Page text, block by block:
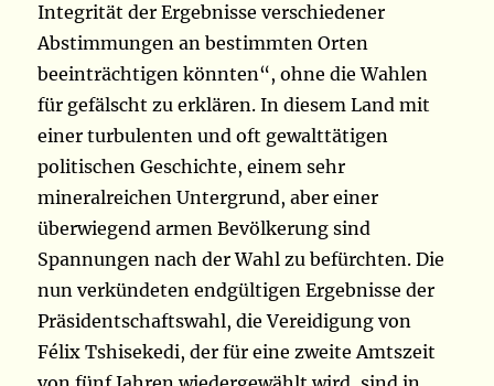
Integrität der Ergebnisse verschiedener
Abstimmungen an bestimmten Orten
beeinträchtigen könnten“, ohne die Wahlen
für gefälscht zu erklären. In diesem Land mit
einer turbulenten und oft gewalttätigen
politischen Geschichte, einem sehr
mineralreichen Untergrund, aber einer
überwiegend armen Bevölkerung sind
Spannungen nach der Wahl zu befürchten. Die
nun verkündeten endgültigen Ergebnisse der
Präsidentschaftswahl, die Vereidigung von
Félix Tshisekedi, der für eine zweite Amtszeit